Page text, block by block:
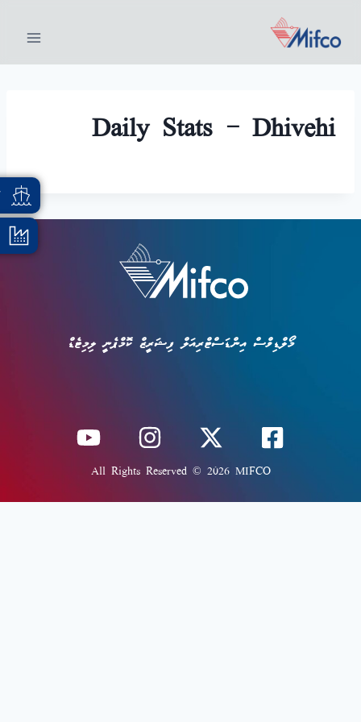
Daily Stats – Dhivehi
މޯލްޑިވްސް އިންޑަސްޓްރިއަލް ފިޝަރީޒް ކޮމްޕެނީ ލިމިޓެޑް
All Rights Reserved © 2026 MIFCO